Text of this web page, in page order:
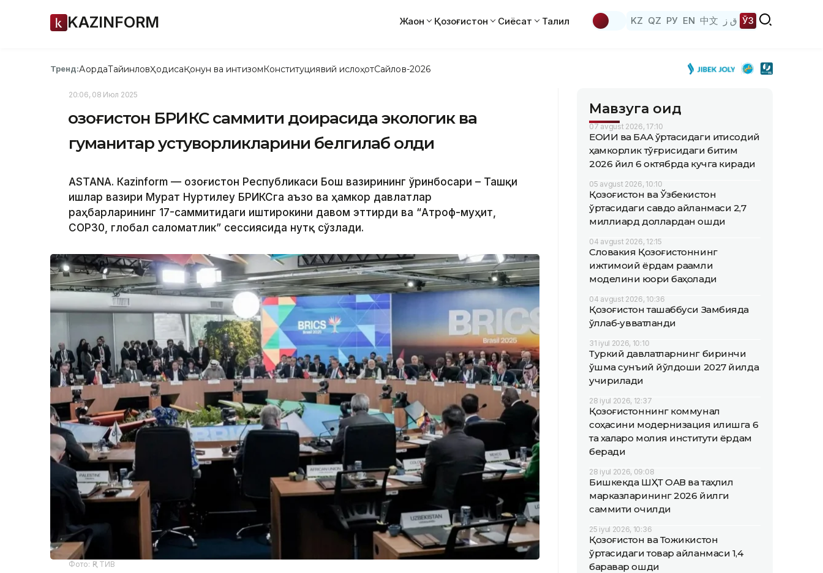
KAZINFORM Жаҳон Қозоғистон Сиёсат Таҳлил KZ QZ РУ EN 中文 ق ز ЎЗ
Тренд:АқордаТайинловҲодисаҚонун ва интизомКонституциявий ислоҳотСайлов-2026
20:06, 08 Июл 2025
Қозоғистон БРИКС саммити доирасида экологик ва
гуманитар устуворликларини белгилаб олди
ASTANА. Кazinform — Қозоғистон Республикаси Бош вазирининг ўринбосари – Ташқи
ишлар вазири Мурат Нуртилеу БРИКСга аъзо ва ҳамкор давлатлар
раҳбарларининг 17-саммитидаги иштирокини давом эттирди ва “Атроф-муҳит,
CОР30, глобал саломатлик” сессиясида нутқ сўзлади.
Фото: ҚР ТИВ
Мавзуга оид
07 avgust 2026, 17:10
ЕОИИ ва БАА ўртасидаги иқтисодий
ҳамкорлик тўғрисидаги битим
2026 йил 6 октябрда кучга киради
05 avgust 2026, 10:10
Қозоғистон ва Ўзбекистон
ўртасидаги савдо айланмаси 2,7
миллиард доллардан ошди
04 avgust 2026, 12:15
Словакия Қозоғистоннинг
ижтимоий ёрдам рақамли
моделини юқори баҳолади
04 avgust 2026, 10:36
Қозоғистон ташаббуси Замбияда
қўллаб-қувватланди
31 iyul 2026, 10:10
Туркий давлатларнинг биринчи
қўшма сунъий йўлдоши 2027 йилда
учирилади
28 iyul 2026, 12:37
Қозоғистоннинг коммунал
соҳасини модернизация қилишга 6
та халқаро молия институти ёрдам
беради
28 iyul 2026, 09:08
Бишкекда ШҲТ ОАВ ва таҳлил
марказларининг 2026 йилги
саммити очилди
25 iyul 2026, 10:36
Қозоғистон ва Тожикистон
ўртасидаги товар айланмаси 1,4
баравар ошди